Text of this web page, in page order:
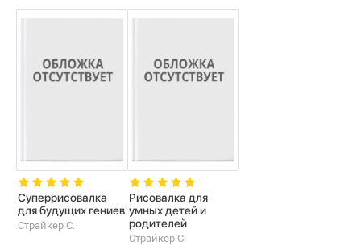
Суперрисовалка
для будущих гениев
Страйкер С.
Рисовалка для
умных детей и
родителей
Страйкер С.